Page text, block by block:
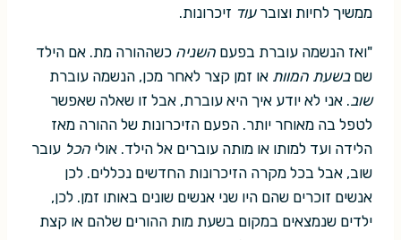
ממשיך לחיות וצוברעוד זיכרונות.
"ואז הנשמה עוברת בפעם השניה כשההורה מת. אם הילד
שםבשעת המוות או זמן קצר לאחר מכן, הנשמה עוברת
שוב. אני לא יודע איך היא עוברת, אבל זו שאלה שאפשר
לטפל בה מאוחר יותר. הפעם הזיכרונות של ההורה מאז
הלידה ועד למותו או מותה עוברים אל הילד. אולי הכל עובר
שוב, אבל בכל מקרה הזיכרונות החדשים נכללים. לכן
אנשים זוכרים שהם היו שני אנשים שונים באותו זמן. לכן,
ילדים שנמצאים במקום בשעת מות ההורים שלהם או קצת